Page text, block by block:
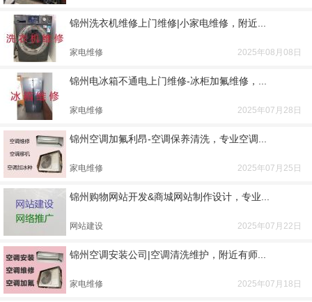
锦州洗衣机维修上门维修|小家电维修，附近...
家电维修 2025年08月08日
锦州电冰箱不通电上门维修-冰柜加氟维修，...
家电维修 2025年07月28日
锦州空调加氟利昂-空调保养清洗，专业空调...
家电维修 2025年07月25日
锦州购物网站开发&商城网站制作设计，专业...
网站建设 2025年07月22日
锦州空调安装公司|空调清洗维护，附近有师...
家电维修 2025年07月18日